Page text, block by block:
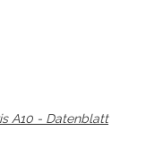
A10 - Datenblatt